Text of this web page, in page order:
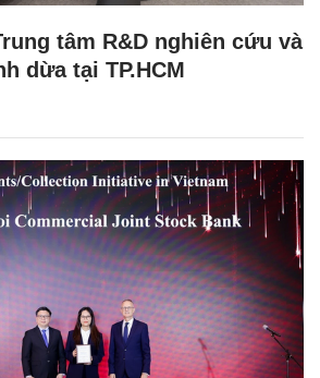
tâm R&D nghiên cứu và
dừa tại TP.HCM